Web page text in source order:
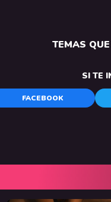
TEMAS
SI TE
FACEBOOK